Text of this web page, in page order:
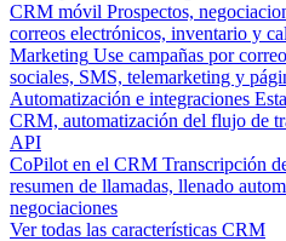
CRM móvil Prospectos,
correos electrónicos, inventario y
Marketing Use campañas por
sociales, SMS, telemarketing y
Automatización e integraciones
CRM, automatización del flujo de
API
CoPilot en el CRM Transcripción
resumen de llamadas, llenado
negociaciones
Ver todas las características CRM